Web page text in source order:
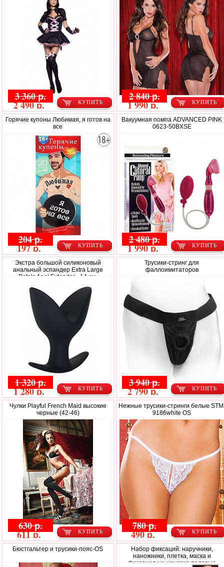
КУПИТЬ
3 360 р.
2 490 р. КУПИТЬ
2 840 р.
1 990 р.
Горячие купоны Любимая, я готов на
все
КУПИТЬ
204 р.
197 р.
Вакуумная помпа ADVANCED PINK
0623-50BXSE
КУПИТЬ
2 480 р.
1 990 р.
Экстра большой силиконовый
анальный эспандер Extra Large
Petals Anal Extender - 14 см.
КУПИТЬ
1 320 р.
1 280 р.
Трусики-стринг для
фаллоимитаторов
КУПИТЬ
3 940 р.
2 790 р.
Чулки Playful French Maid высокие
черные (42-46)
КУПИТЬ
630 р.
611 р.
Нежные трусики-стринги белые
9186white OS
КУПИТЬ
780 р.
490 р.
Бюстгальтер и трусики-пояс-OS
Набор фиксаций: наручники,
наножники, плетка, маска и
фиксация на женские половые